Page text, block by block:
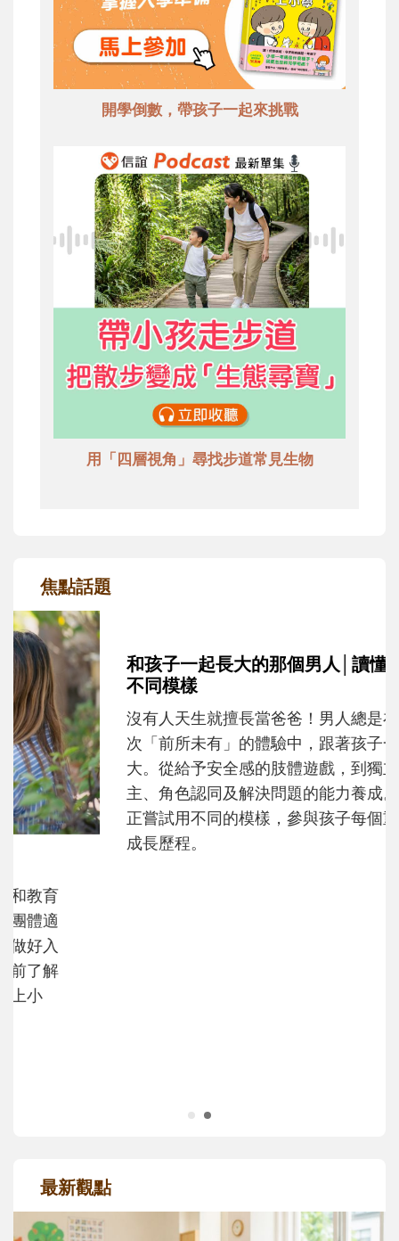
開學倒數，帶孩子一起來挑戰
用「四層視角」尋找步道常見生物
焦點話題
不同模樣
沒有人天生就擅長當爸爸！男人總是在一次
次「前所未有」的體驗中，跟著孩子一起長
大。從給予安全感的肢體遊戲，到獨立自
主、角色認同及解決問題的能力養成。爸爸
最新觀點